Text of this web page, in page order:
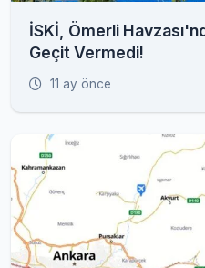
İSKİ, Ömerli
Geçit Vermedi!
11 ay önce